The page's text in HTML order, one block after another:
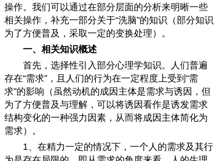
操作。我们可以通过在部分层面的分析来明晰一些
相关操作，补充一部分关于“洗脑”的知识（部分知识
为了方便普及，采取一定的变换处理）。
一、相关知识概述
首先，选择性引入部分心理学知识。人们普遍
存在“需求”，且人们的行为在一定程度上受到“需
求”的影响（虽然动机的成因主体是需求与诱因，但
为了方便普及与理解，可以将诱因看作是诱发需求
结构变化的一种强力因素，从而将成因主体简化为
需求）。
1、在精力一定的情况下，一个人的需求及其行